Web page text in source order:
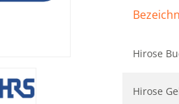
Hirose
Hirose